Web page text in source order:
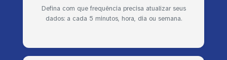
Defina com que frequência precisa atualizar seus
dados: a cada 5 minutos, hora, dia ou semana.